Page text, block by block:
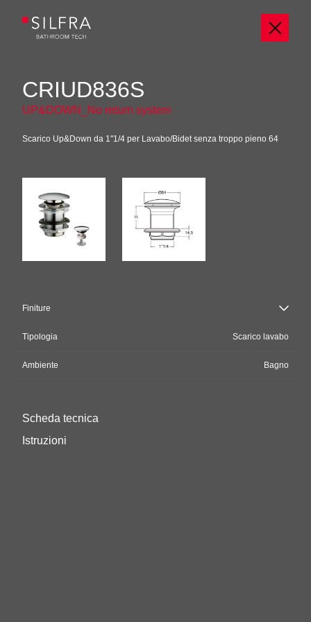
CRIUD836S
UP&DOWN_No return system
Scarico Up&Down da 1"1/4 per Lavabo/Bidet senza troppo pieno 64
Finiture
Tipologia Scarico lavabo
Ambiente Bagno
Scheda tecnica
Istruzioni